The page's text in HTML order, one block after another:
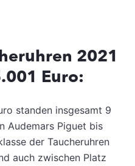
2021
Euro:
standen insgesamt 9
Audemars Piguet bis
der Taucheruhren
auch zwischen Platz